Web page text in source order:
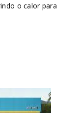
o calor para